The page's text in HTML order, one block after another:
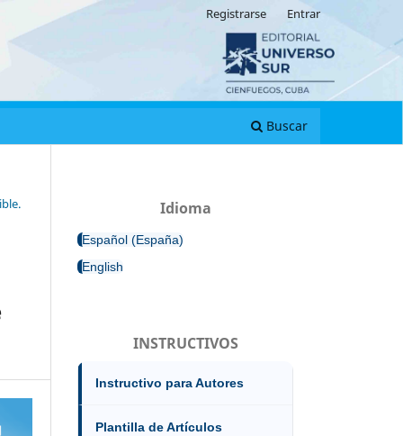
Buscar
Registrarse Entrar
Idioma
Español (España)
English
INSTRUCTIVOS
Instructivo para Autores
Plantilla de Artículos